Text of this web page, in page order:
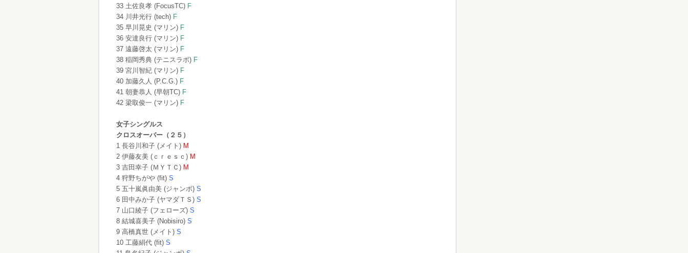
33 土佐良孝 (FocusTC) F
34 川井光行 (tech) F
35 早川晃史 (マリン) F
36 安達良行 (マリン) F
37 遠藤啓太 (マリン) F
38 稲岡秀典 (テニスラボ) F
39 宮川智紀 (マリン) F
40 加藤久人 (P.C.G.) F
41 朝妻恭人 (早朝TC) F
42 梁取俊一 (マリン) F
女子シングルス
クロスオーバー（２５）
1 長谷川和子 (メイト) M
2 伊藤友美 (ｃｒｅｓｃ) M
3 吉田幸子 (ＭＹＴＣ) M
4 狩野ちがや (fit) S
5 五十嵐眞由美 (ジャンボ) S
6 田中みか子 (ヤマダＴＳ) S
7 山口綾子 (フェローズ) S
8 結城喜美子 (Nobisiro) S
9 高橋真世 (メイト) S
10 工藤絹代 (fit) S